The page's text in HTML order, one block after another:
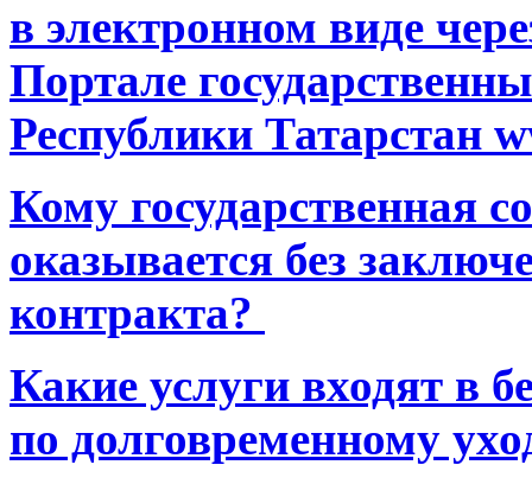
в электронном виде
Портале
Республики Татарстан
Кому государственная
оказывается без
контракта?
Какие услуги входят в
по долговременному